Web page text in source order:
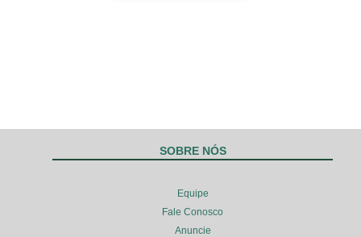
SOBRE NÓS
Equipe
Fale Conosco
Anuncie